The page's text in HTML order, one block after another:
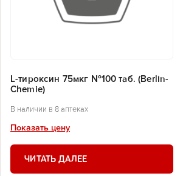
L-тироксин 75мкг №100 таб. (Berlin-
Chemie)
В наличии в 8 аптеках
Показать цену
ЧИТАТЬ ДАЛЕЕ